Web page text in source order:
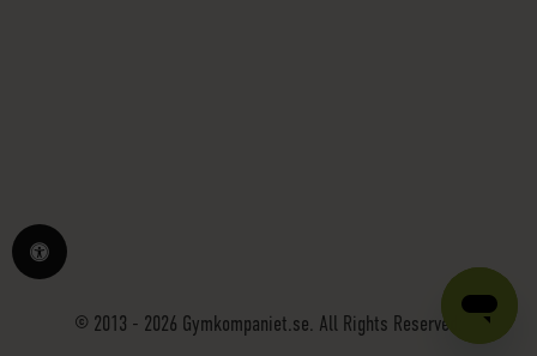
© 2013 - 2026 Gymkompaniet.se. All Rights Reserved.